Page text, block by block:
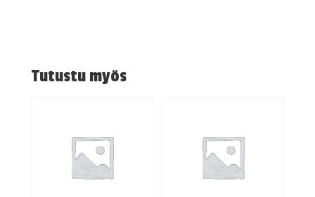
Tutustu myös